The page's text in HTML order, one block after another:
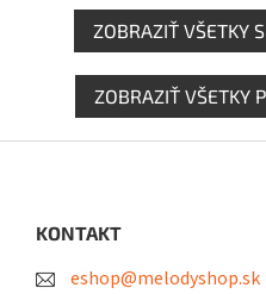
ZOBRAZIŤ VŠETKY
ZOBRAZIŤ VŠETKY
KONTAKT
eshop@melodyshop.sk